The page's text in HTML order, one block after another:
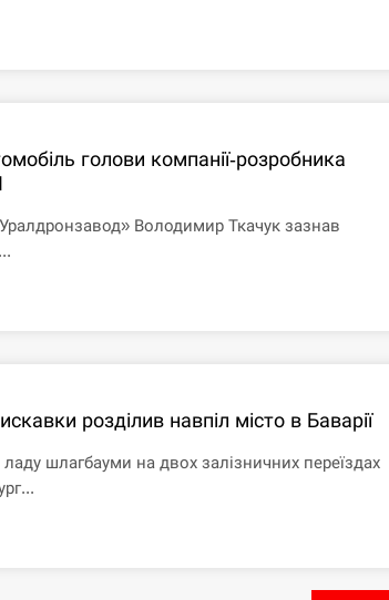
голови компанії-розробника
Володимир Ткачук зазнав
розділив навпіл місто в Баварії
шлагбауми на двох залізничних переїздах